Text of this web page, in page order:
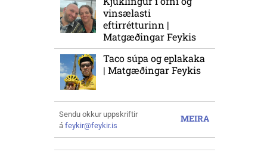
vinsælasti
eftirrétturinn |
Matgæðingar Feykis
Taco súpa og eplakaka
| Matgæðingar Feykis
MEIRA
Sendu okkur uppskriftir
á feykir@feykir.is